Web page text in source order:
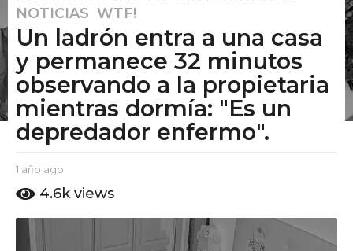
a
ñ
a
g
o
1
ñ
o
a
g
NOTICIAS ,WTF!
Un ladrón entra a una casa
y permanece 32 minutos
observando a la propietaria
mientras dormía: "Es un
depredador enfermo".
b
E
1 año ago
ñ
4.6k views